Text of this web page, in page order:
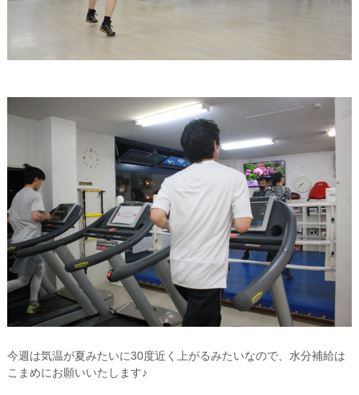
今週は気温が夏みたいに30度近く上がるみたいなので、水分補給は
こまめにお願いいたします♪